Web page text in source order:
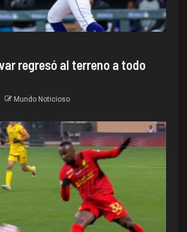
regresó al terreno a todo
Mundo Noticioso